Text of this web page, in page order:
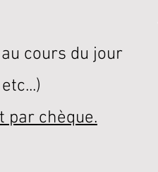
cours du jour
par chèque.